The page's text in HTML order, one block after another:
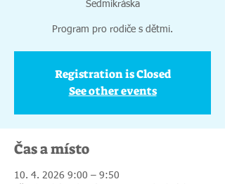
Sedmikráska
Program pro rodiče s dětmi.
Registration is Closed
See other events
Čas a místo
10. 4. 2026 9:00 – 9:50